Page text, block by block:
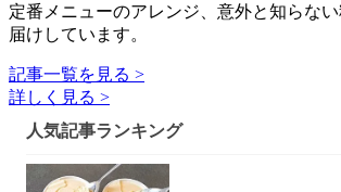
定番メニューのアレンジ、意外と知らな
届けしています。
記事一覧を見る >
詳しく見る >
人気記事ランキング